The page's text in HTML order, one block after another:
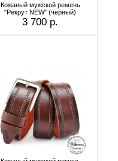
Кожаный мужской ремень
"Рекрут NEW" (чёрный)
3 700 р.